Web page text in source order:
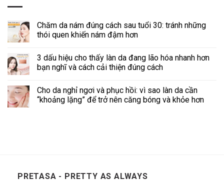
Chăm da nám đúng cách sau tuổi 30: tránh những
thói quen khiến nám đậm hơn
3 dấu hiệu cho thấy làn da đang lão hóa nhanh hơn
bạn nghĩ và cách cải thiện đúng cách
Cho da nghỉ ngơi và phục hồi: vì sao làn da cần
“khoảng lặng” để trở nên căng bóng và khỏe hơn
PRETASA - PRETTY AS ALWAYS